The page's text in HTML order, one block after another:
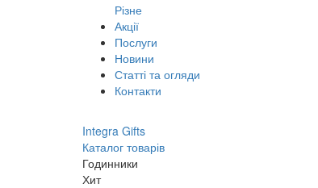
Різне
Акції
Послуги
Новини
Статті та огляди
Контакти
Integra Gifts
Каталог товарів
Годинники
Хит